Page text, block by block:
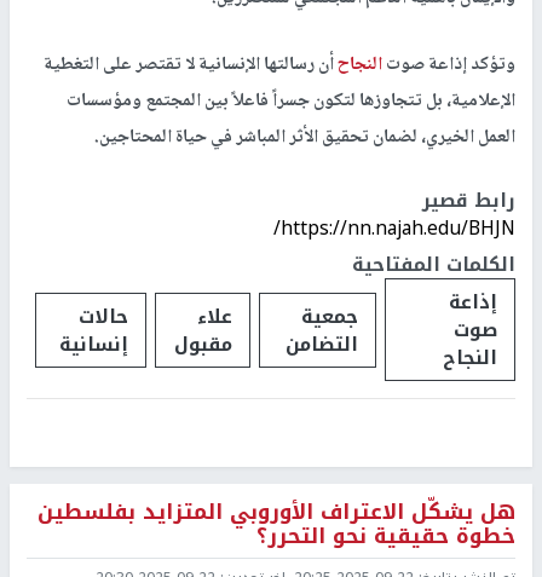
وتؤكد إذاعة صوتالنجاحأن رسالتها الإنسانية لا تقتصر على التغطية
الإعلامية، بل تتجاوزها لتكون جسراً فاعلاً بين المجتمع ومؤسسات
العمل الخيري، لضمان تحقيق الأثر المباشر في حياة المحتاجين.
رابط قصير
https://nn.najah.edu/BHJN/
الكلمات المفتاحية
إذاعة
صوت
النجاح
جمعية
التضامن
علاء
مقبول
حالات
إنسانية
هل يشكّل الاعتراف الأوروبي المتزايد بفلسطين
خطوة حقيقية نحو التحرر؟